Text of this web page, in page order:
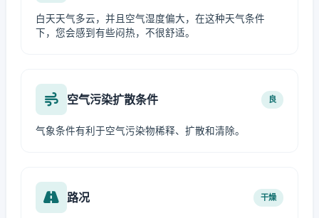
白天天气多云，并且空气湿度偏大，在这种天气条件
下，您会感到有些闷热，不很舒适。
空气污染扩散条件 良
气象条件有利于空气污染物稀释、扩散和清除。
路况 干燥